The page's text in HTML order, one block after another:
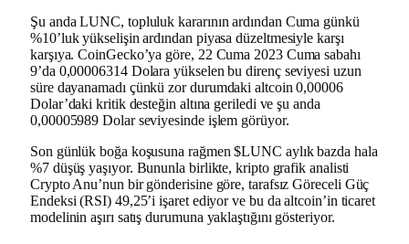
Şu anda LUNC, topluluk kararının ardından Cuma günkü
%10’luk yükselişin ardından piyasa düzeltmesiyle karşı
karşıya. CoinGecko’ya göre, 22 Cuma 2023 Cuma sabahı
9’da 0,00006314 Dolara yükselen bu direnç seviyesi uzun
süre dayanamadı çünkü zor durumdaki altcoin 0,00006
Dolar’daki kritik desteğin altına geriledi ve şu anda
0,00005989 Dolar seviyesinde işlem görüyor.
Son günlük boğa koşusuna rağmen $LUNC aylık bazda hala
%7 düşüş yaşıyor. Bununla birlikte, kripto grafik analisti
Crypto Anu’nun bir gönderisine göre, tarafsız Göreceli Güç
Endeksi (RSI) 49,25’i işaret ediyor ve bu da altcoin’in ticaret
modelinin aşırı satış durumuna yaklaştığını gösteriyor.